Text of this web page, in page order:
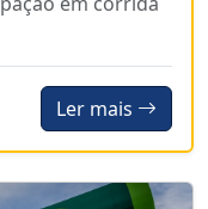
Ler mais